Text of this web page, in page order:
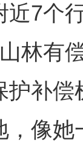
近7个
林有
护补
，像